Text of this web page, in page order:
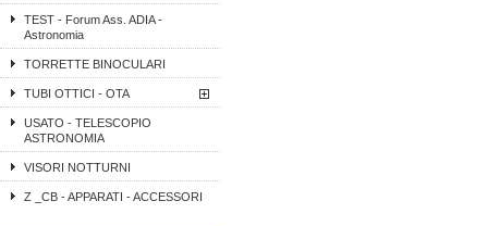
TEST - Forum Ass. ADIA -
Astronomia
TORRETTE BINOCULARI
TUBI OTTICI - OTA
USATO - TELESCOPIO
ASTRONOMIA
VISORI NOTTURNI
Z _CB - APPARATI - ACCESSORI